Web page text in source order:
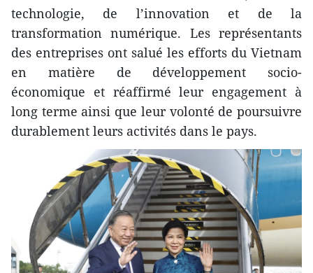
technologie, de l’innovation et de la
transformation numérique. Les représentants
des entreprises ont salué les efforts du Vietnam
en matière de développement socio-
économique et réaffirmé leur engagement à
long terme ainsi que leur volonté de poursuivre
durablement leurs activités dans le pays.